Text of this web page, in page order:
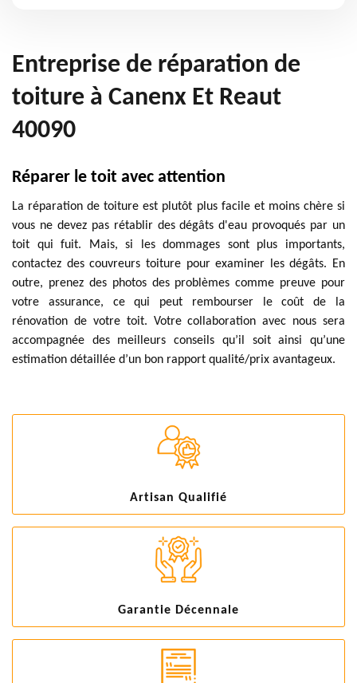
Entreprise de réparation de
toiture à Canenx Et Reaut
40090
Réparer le toit avec attention
La réparation de toiture est plutôt plus facile et moins chère si
vous ne devez pas rétablir des dégâts d'eau provoqués par un
toit qui fuit. Mais, si les dommages sont plus importants,
contactez des couvreurs toiture pour examiner les dégâts. En
outre, prenez des photos des problèmes comme preuve pour
votre assurance, ce qui peut rembourser le coût de la
rénovation de votre toit. Votre collaboration avec nous sera
accompagnée des meilleurs conseils qu’il soit ainsi qu’une
estimation détaillée d’un bon rapport qualité/prix avantageux.
Artisan Qualifié
Garantie Décennale